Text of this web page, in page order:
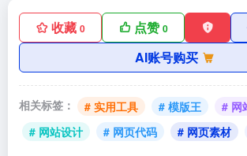
收藏 0 点赞0
AI账号购买
相关标签： # 实用工具 # 模版王
# 网
# 网站设计
# 网页代码 # 网页素材